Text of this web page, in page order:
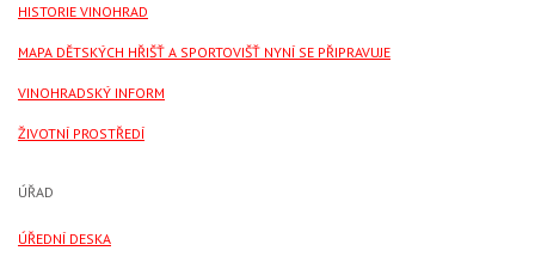
HISTORIE VINOHRAD
MAPA DĚTSKÝCH HŘIŠŤ A SPORTOVIŠŤ NYNÍ SE PŘIPRAVUJE
VINOHRADSKÝ INFORM
ŽIVOTNÍ PROSTŘEDÍ
ÚŘAD
ÚŘEDNÍ DESKA